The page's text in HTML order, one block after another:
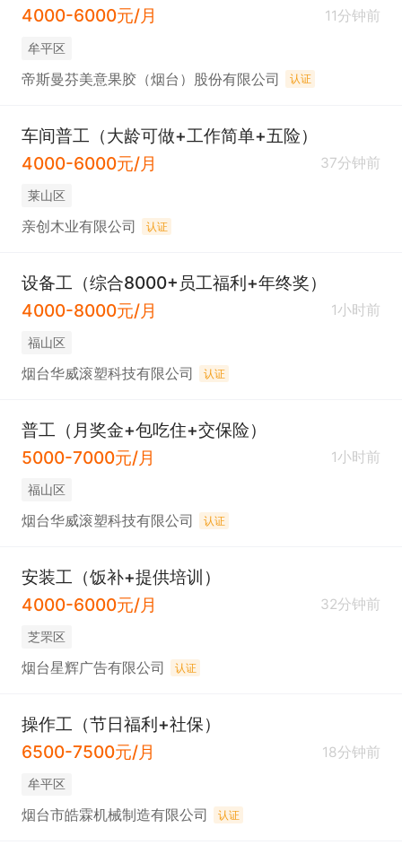
4000-6000元/月
11分钟前
牟平区
帝斯曼芬美意果胶（烟台）股份有限公司 认证
车间普工（大龄可做+工作简单+五险）
4000-6000元/月
37分钟前
莱山区
亲创木业有限公司 认证
设备工（综合8000+员工福利+年终奖）
4000-8000元/月
1小时前
福山区
烟台华威滚塑科技有限公司 认证
普工（月奖金+包吃住+交保险）
5000-7000元/月
1小时前
福山区
烟台华威滚塑科技有限公司 认证
安装工（饭补+提供培训）
4000-6000元/月
32分钟前
芝罘区
烟台星辉广告有限公司 认证
操作工（节日福利+社保）
6500-7500元/月
18分钟前
牟平区
烟台市皓霖机械制造有限公司 认证